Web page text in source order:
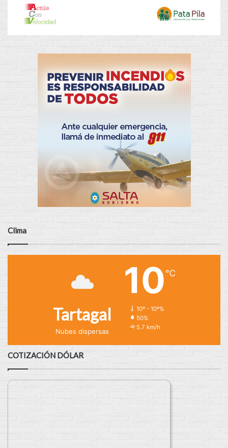
Clima
Tartagal
Nubes dispersas
10 ℃
10º - 10º%
50%
5.7 km/h
COTIZACIÓN DÓLAR